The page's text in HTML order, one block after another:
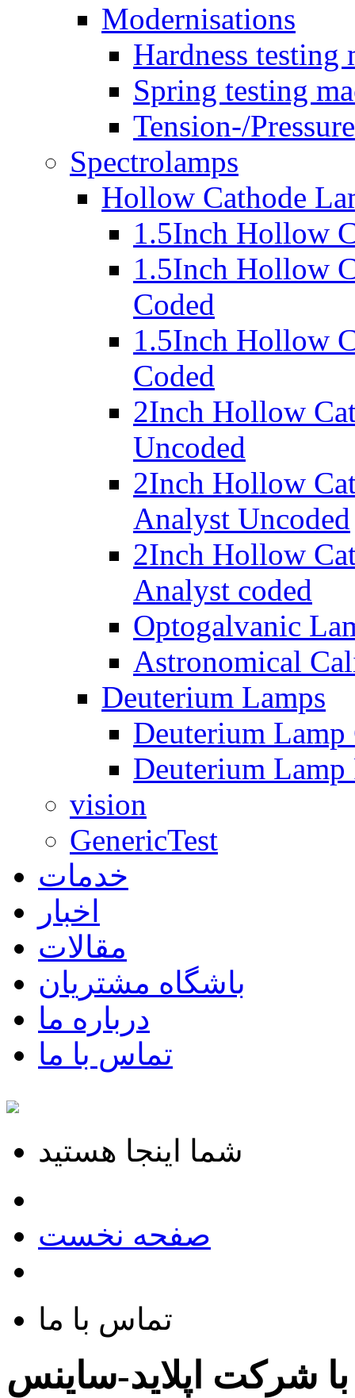
Modernisations
Hardness testing
Spring testing
Tension-/
Spectrolamps
Hollow Cathode
1.5Inch Hollow
1.5Inch Hollow
Coded
1.5Inch Hollow
Coded
2Inch Hollow
Uncoded
2Inch Hollow
Analyst Uncoded
2Inch Hollow
Analyst coded
Optogalvanic
Astronomical
Deuterium Lamps
Deuterium
Deuterium
vision
GenericTest
خدمات
اخبار
مقالات
باشگاه مشتریان
درباره ما
تماس با ما
شما اینجا هستید
صفحه نخست
تماس با ما
شرکت اپلاید-ساینس